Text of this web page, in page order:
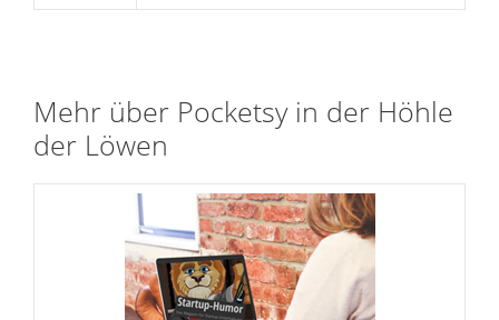
Mehr über Pocketsy in der Höhle
der Löwen